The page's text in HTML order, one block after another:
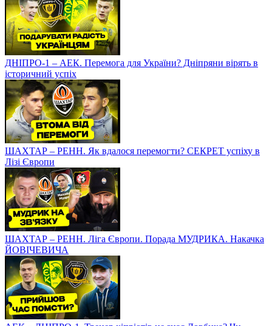
Суперматч Циганкова! Малиновський знову шокує ПСЖ і
Миколенко чекає на перемогу?
РЕНН – ШАХТАР. Покласти життя на футбольному полі
ДНІПРО-1 – АЕК. Перемога для України? Дніпряни вірять в
історичний успіх
ШАХТАР – РЕНН. Як вдалося перемогти? СЕКРЕТ успіху в
Лізі Європи